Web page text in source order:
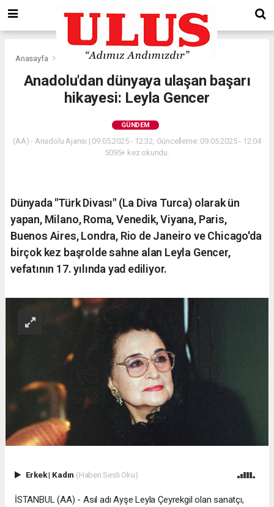
Anasayfa Gündem
Anadolu'dan dünyaya ulaşan başarı
hikayesi: Leyla Gencer
GÜNDEM
(AA) - Anadolu Ajansı | 09.05.2025 - 12:32, Güncelleme: 09.05.2025 - 12:04
5095+ kez okundu.
Dünyada "Türk Divası" (La Diva Turca) olarak ün
yapan, ​​​​​​​Milano, Roma, Venedik, Viyana, Paris,
Buenos Aires, Londra, Rio de Janeiro ve Chicago'da
birçok kez başrolde sahne alan Leyla Gencer,
vefatının 17. yılında yad ediliyor.
Erkek| Kadın (Haberi Sesli Oku)
İSTANBUL (AA) - Asıl adı Ayşe Leyla Çeyrekgil olan sanatçı,